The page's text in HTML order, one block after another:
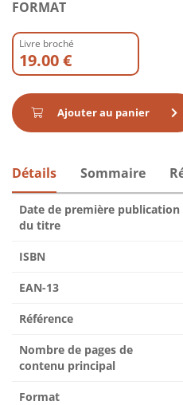
FORMAT
Livre broché
19.00 €
Ajouter au panier
Détails Sommaire
Date de première publication
du titre
ISBN
EAN-13
Référence
Nombre de pages de
contenu principal
Format